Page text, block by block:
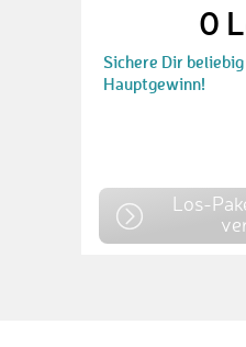
0
Sichere Dir
Hauptgewinn!
Los-